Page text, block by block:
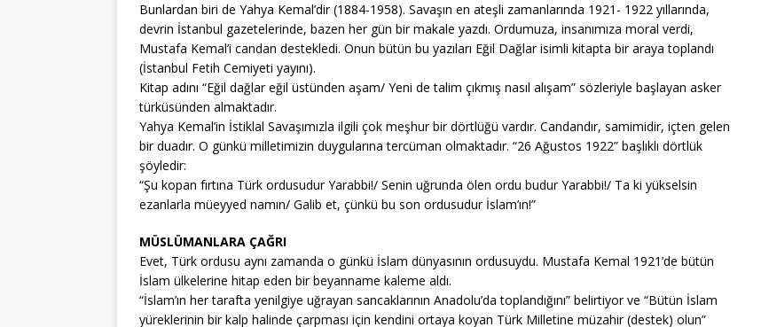
Bunlardan biri de Yahya Kemal’dir (1884-1958). Savaşın en ateşli zamanlarında 1921- 1922 yıllarında,
devrin İstanbul gazetelerinde, bazen her gün bir makale yazdı. Ordumuza, insanımıza moral verdi,
Mustafa Kemal’i candan destekledi. Onun bütün bu yazıları Eğil Dağlar isimli kitapta bir araya toplandı
(İstanbul Fetih Cemiyeti yayını).
Kitap adını “Eğil dağlar eğil üstünden aşam/ Yeni de talim çıkmış nasıl alışam” sözleriyle başlayan asker
türküsünden almaktadır.
Yahya Kemal’in İstiklal Savaşımızla ilgili çok meşhur bir dörtlüğü vardır. Candandır, samimidir, içten gelen
bir duadır. O günkü milletimizin duygularına tercüman olmaktadır. “26 Ağustos 1922” başlıklı dörtlük
şöyledir:
“Şu kopan fırtına Türk ordusudur Yarabbi!/ Senin uğrunda ölen ordu budur Yarabbi!/ Ta ki yükselsin
ezanlarla müeyyed namın/ Galib et, çünkü bu son ordusudur İslam’ın!”
MÜSLÜMANLARA ÇAĞRI
Evet, Türk ordusu aynı zamanda o günkü İslam dünyasının ordusuydu. Mustafa Kemal 1921’de bütün
İslam ülkelerine hitap eden bir beyanname kaleme aldı.
“İslam’ın her tarafta yenilgiye uğrayan sancaklarının Anadolu’da toplandığını” belirtiyor ve “Bütün İslam
yüreklerinin bir kalp halinde çarpması için kendini ortaya koyan Türk Milletine müzahir (destek) olun”